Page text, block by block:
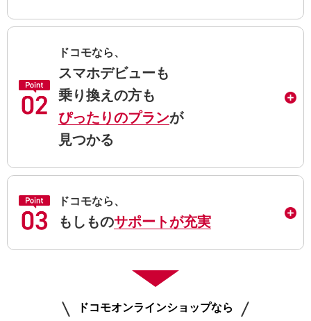
ドコモなら、
スマホデビューも
乗り換えの方も
ぴったりのプランが
見つかる
ドコモなら、
もしものサポートが充実
ドコモオンラインショップなら